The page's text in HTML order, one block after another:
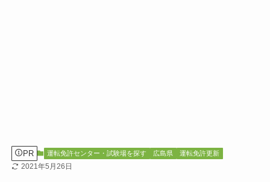
PR 運転免許センター・試験場を探す 広島県 運転免許更新
2021年5月26日